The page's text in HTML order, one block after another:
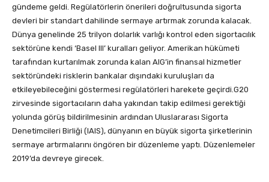
gündeme geldi. Regülatörlerin önerileri doğrultusunda sigorta
devleri bir standart dahilinde sermaye artırmak zorunda kalacak.
Dünya genelinde 25 trilyon dolarlık varlığı kontrol eden sigortacılık
sektörüne kendi ‘Basel III’ kuralları geliyor. Amerikan hükümeti
tarafından kurtarılmak zorunda kalan AIG’in finansal hizmetler
sektöründeki risklerin bankalar dışındaki kuruluşları da
etkileyebileceğini göstermesi regülatörleri harekete geçirdi.G20
zirvesinde sigortacıların daha yakından takip edilmesi gerektiği
yolunda görüş bildirilmesinin ardından Uluslararası Sigorta
Denetimcileri Birliği (IAIS), dünyanın en büyük sigorta şirketlerinin
sermaye artırmalarını öngören bir düzenleme yaptı. Düzenlemeler
2019’da devreye girecek.